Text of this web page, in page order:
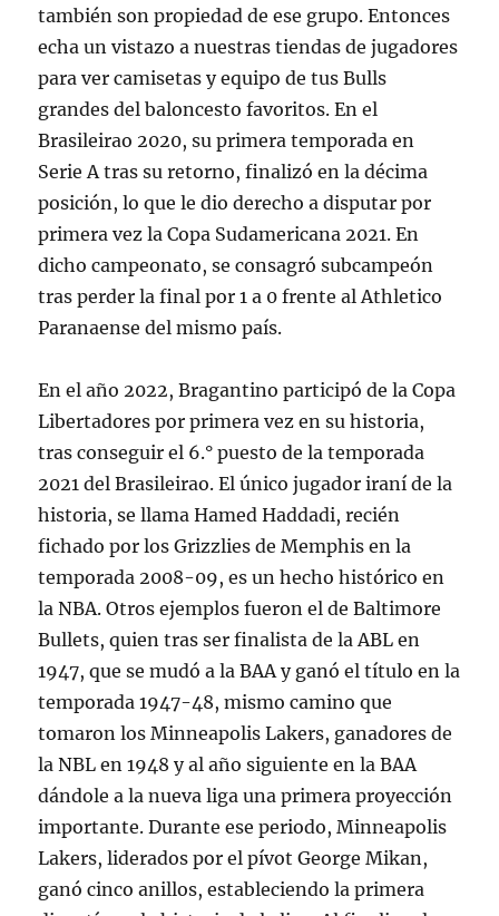
también son propiedad de ese grupo. Entonces
echa un vistazo a nuestras tiendas de jugadores
para ver camisetas y equipo de tus Bulls
grandes del baloncesto favoritos. En el
Brasileirao 2020, su primera temporada en
Serie A tras su retorno, finalizó en la décima
posición, lo que le dio derecho a disputar por
primera vez la Copa Sudamericana 2021. En
dicho campeonato, se consagró subcampeón
tras perder la final por 1 a 0 frente al Athletico
Paranaense del mismo país.
En el año 2022, Bragantino participó de la Copa
Libertadores por primera vez en su historia,
tras conseguir el 6.° puesto de la temporada
2021 del Brasileirao. El único jugador iraní de la
historia, se llama Hamed Haddadi, recién
fichado por los Grizzlies de Memphis en la
temporada 2008-09, es un hecho histórico en
la NBA. Otros ejemplos fueron el de Baltimore
Bullets, quien tras ser finalista de la ABL en
1947, que se mudó a la BAA y ganó el título en la
temporada 1947-48, mismo camino que
tomaron los Minneapolis Lakers, ganadores de
la NBL en 1948 y al año siguiente en la BAA
dándole a la nueva liga una primera proyección
importante. Durante ese periodo, Minneapolis
Lakers, liderados por el pívot George Mikan,
ganó cinco anillos, estableciendo la primera